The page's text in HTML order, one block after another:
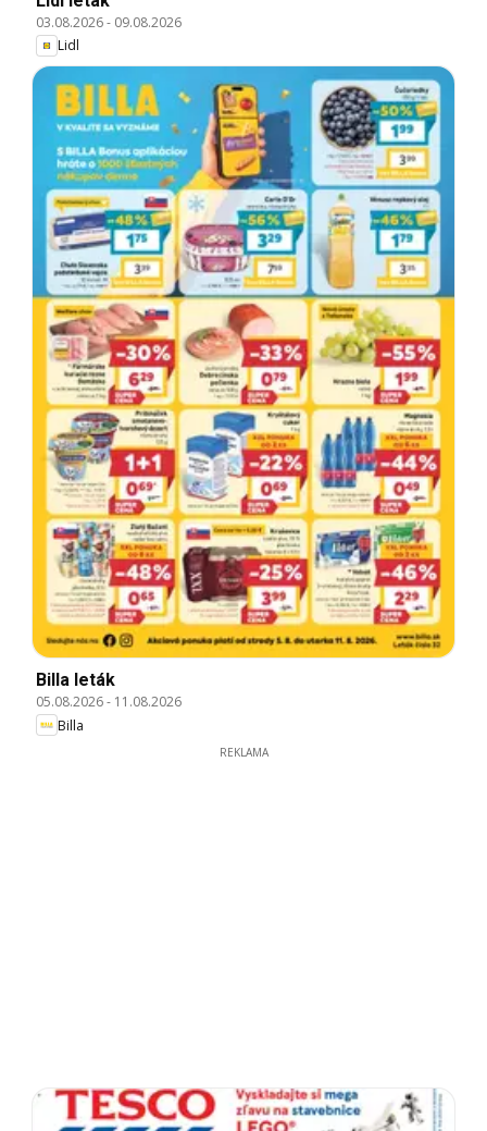
03.08.2026- 09.08.2026
Lidl
Billa leták
05.08.2026- 11.08.2026
Billa
REKLAMA